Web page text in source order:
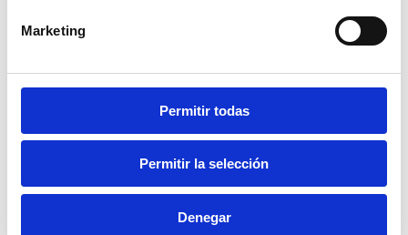
Marketing
Permitir todas
Permitir la selección
Denegar
Compartir:
Facturación en línea
obligatoria para el
en Bolivia